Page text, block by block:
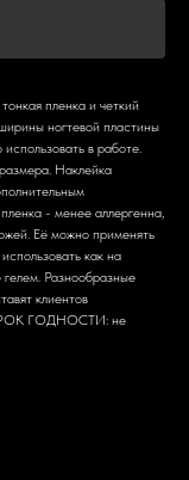
пленка и четкий
ногтевой пластины
в работе.
Наклейка
- менее аллергенна,
Её можно применять
как на
гелем. Разнообразные
клиентов
ГОДНОСТИ: не